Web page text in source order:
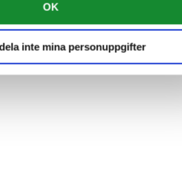
OK
inte mina personuppgifter